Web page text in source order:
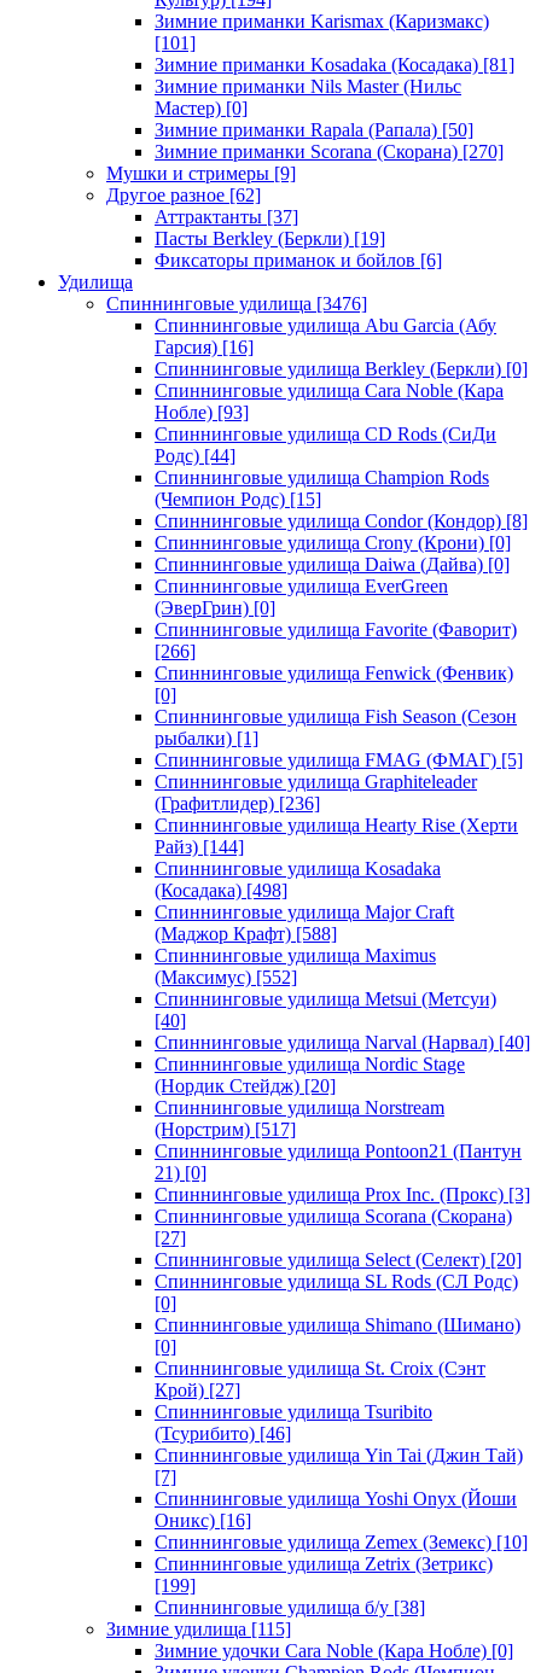
Зимние приманки Karismax (Каризмакс)
[101]
Зимние приманки Kosadaka (Косадака) [81]
Зимние приманки Nils Master (Нильс
Мастер) [0]
Зимние приманки Rapala (Рапала) [50]
Зимние приманки Scorana (Скорана) [270]
Мушки и стримеры [9]
Другое разное [62]
Аттрактанты [37]
Пасты Berkley (Беркли) [19]
Фиксаторы приманок и бойлов [6]
Удилища
Спиннинговые удилища [3476]
Спиннинговые удилища Abu Garcia (Абу
Гарсия) [16]
Спиннинговые удилища Berkley (Беркли) [0]
Спиннинговые удилища Cara Noble (Кара
Нобле) [93]
Спиннинговые удилища CD Rods (СиДи
Родс) [44]
Спиннинговые удилища Champion Rods
(Чемпион Родс) [15]
Спиннинговые удилища Condor (Кондор) [8]
Спиннинговые удилища Crony (Крони) [0]
Спиннинговые удилища Daiwa (Дайва) [0]
Спиннинговые удилища EverGreen
(ЭверГрин) [0]
Спиннинговые удилища Favorite (Фаворит)
[266]
Спиннинговые удилища Fenwick (Фенвик)
[0]
Спиннинговые удилища Fish Season (Сезон
рыбалки) [1]
Спиннинговые удилища FMAG (ФМАГ) [5]
Спиннинговые удилища Graphiteleader
(Графитлидер) [236]
Спиннинговые удилища Hearty Rise (Херти
Райз) [144]
Спиннинговые удилища Kosadaka
(Косадака) [498]
Спиннинговые удилища Major Craft
(Маджор Крафт) [588]
Спиннинговые удилища Maximus
(Максимус) [552]
Спиннинговые удилища Metsui (Метсуи)
[40]
Спиннинговые удилища Narval (Нарвал) [40]
Спиннинговые удилища Nordic Stage
(Нордик Стейдж) [20]
Спиннинговые удилища Norstream
(Норстрим) [517]
Спиннинговые удилища Pontoon21 (Пантун
21) [0]
Спиннинговые удилища Prox Inc. (Прокс) [3]
Спиннинговые удилища Scorana (Скорана)
[27]
Спиннинговые удилища Select (Селект) [20]
Спиннинговые удилища SL Rods (СЛ Родс)
[0]
Спиннинговые удилища Shimano (Шимано)
[0]
Спиннинговые удилища St. Croix (Сэнт
Крой) [27]
Спиннинговые удилища Tsuribito
(Тсурибито) [46]
Спиннинговые удилища Yin Tai (Джин Тай)
[7]
Спиннинговые удилища Yoshi Onyx (Йоши
Оникс) [16]
Спиннинговые удилища Zemex (Земекс) [10]
Спиннинговые удилища Zetrix (Зетрикс)
[199]
Спиннинговые удилища б/у [38]
Зимние удилища [115]
Зимние удочки Cara Noble (Кара Нобле) [0]